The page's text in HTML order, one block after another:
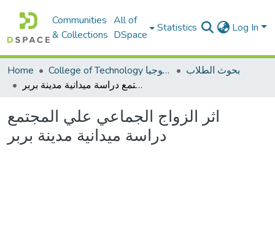
Communities
& Collections
All of
DSpace
Statistics Log In
Home College of Technology كلية التكنولوجيا
بحوث الطلاب
اثر الزواج الجماعي علي المجتمع دراسة ميدانية مدينة بربر
اثر الزواج الجماعي علي المجتمع
دراسة ميدانية مدينة بربر